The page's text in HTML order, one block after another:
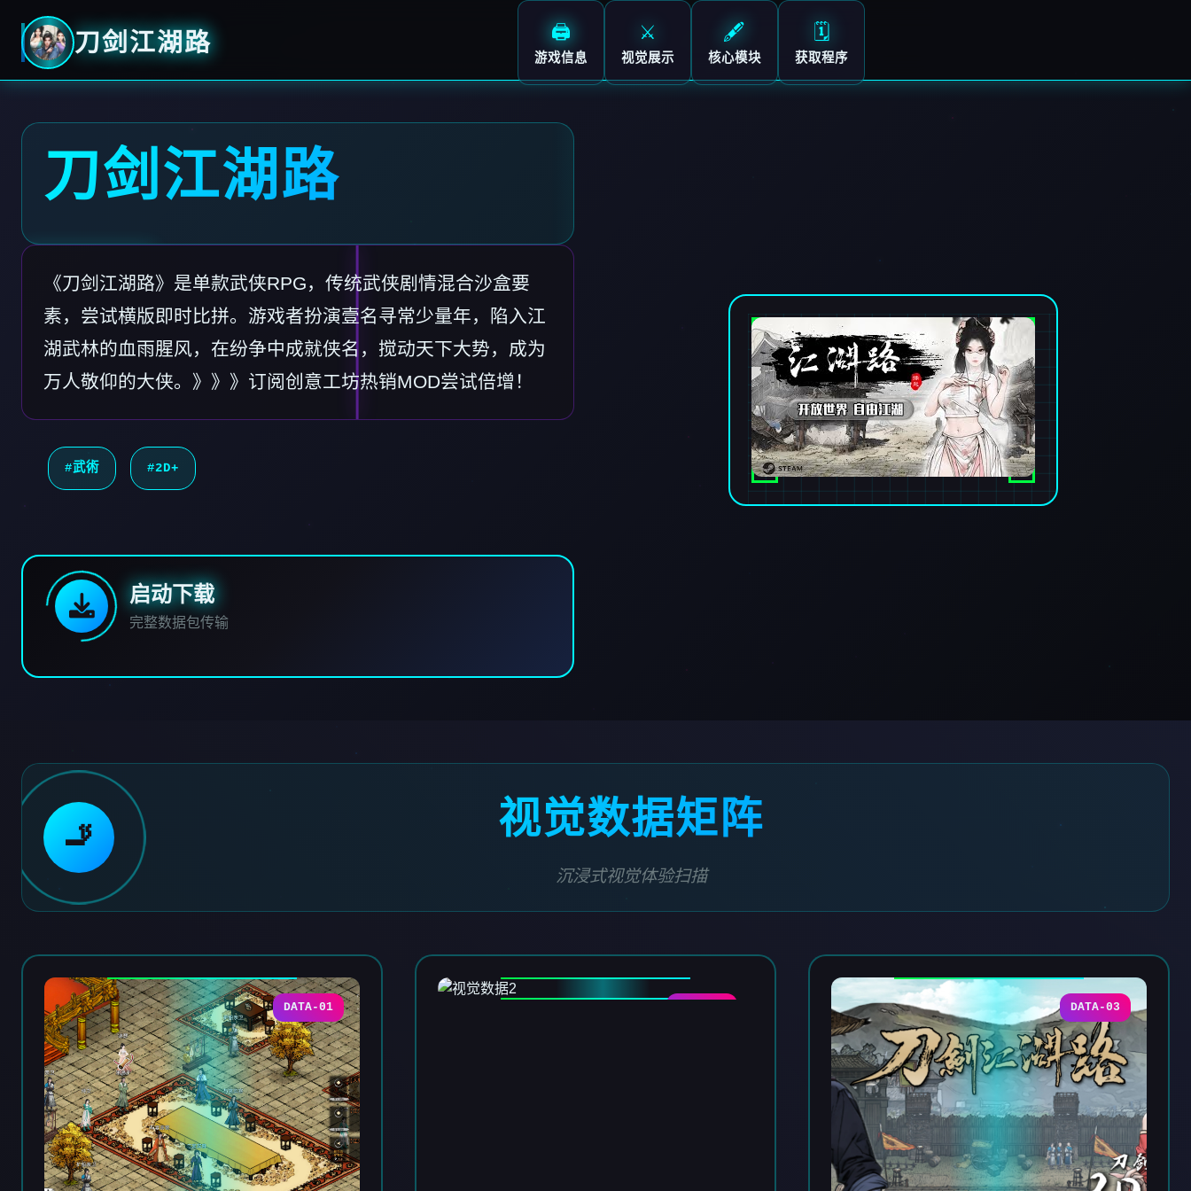
刀剑江湖路 🖨️
游戏信息
⚔️
视觉展示
🖋️
核心模块
🗓️
获取程序
刀剑江湖路
《刀剑江湖路》是单款武侠RPG，传统武侠剧情混合沙盒要
素，尝试横版即时比拼。游戏者扮演壹名寻常少量年，陷入江
湖武林的血雨腥风，在纷争中成就侠名，搅动天下大势，成为
万人敬仰的大侠。》》》订阅创意工坊热销MOD尝试倍增！
#武術 #2D+
启动下载
完整数据包传输
🚬 视觉数据矩阵
沉浸式视觉体验扫描
DATA-01 DATA-03